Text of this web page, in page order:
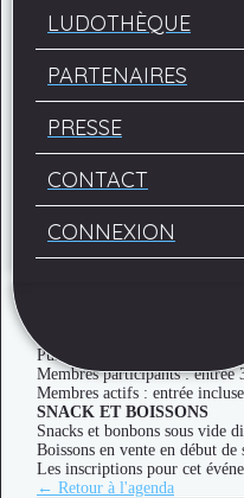
LUDOTHÈQUE
PARTENAIRES
PRESSE
CONTACT
CONNEXION
Dates : 17/01/2024 20:00 -
Lieu : Halle Nodet
Soirées jeux Confluences
Venez (re)découvrir nos
Et, comme toujours,
Nous vous donnons rendez-
Afin de vous garantir le
Par ailleurs, l’entrée
N’hésitez pas à contacter
INSCRIPTION
Session limitée à 30 joueurs
Pour des raisons
Accueil des mineurs à partir
Nouveaux joueurs ? Profitez
Puis :
Membres participants : entrée
Membres actifs : entrée
SNACK ET BOISSONS
Snacks et bonbons sous vide
Boissons en vente en début
Les inscriptions pour cet
← Retour à l'agenda